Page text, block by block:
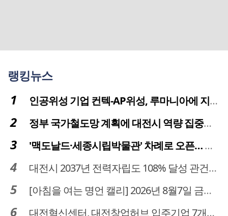
랭킹뉴스
인공위성 기업 컨텍-AP위성, 루마니아에 지상국 시스템 전수
정부 국가철도망 계획에 대전시 역량 집중해야
'맥도날드·세종시립박물관' 차례로 오픈… 고운동 정주여건 좋아진다
대전시 2037년 전력자립도 108% 달성 관건은 '주민 수용성'
[아침을 여는 명언 캘리] 2026년 8월7일 금요일
대전혁신센터, 대전창업허브 입주기업 7개사 모집